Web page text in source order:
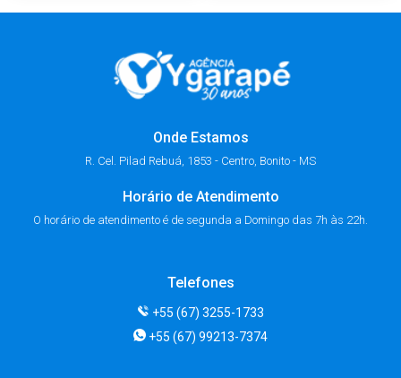
por um período de renovação, as
com águas extremamente
cristalinas, criando o cenário […]
seja naturalmente própria para
Onde Estamos
R. Cel. Pilad Rebuá, 1853 - Centro, Bonito - MS
Horário de Atendimento
O horário de atendimento é de segunda a Domingo das 7h às 22h.
Telefones
+55 (67) 3255-1733
+55 (67) 99213-7374